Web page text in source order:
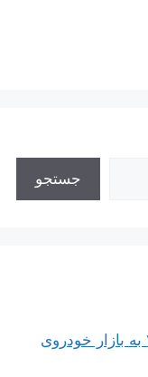
جستجو
ورود تویوتا کرولا کراس هایبرید ۲۰۲۶ به بازار خودروی